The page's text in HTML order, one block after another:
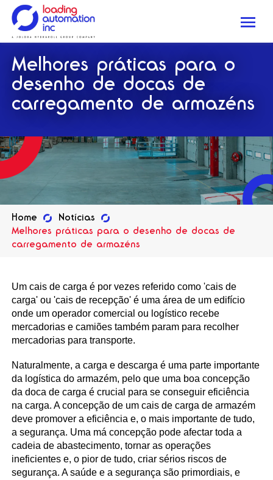
Loading
Automation
Inc
Melhores práticas para o
desenho de docas de
carregamento de armazéns
Home
Notícias
Melhores práticas para o desenho de docas de
carregamento de armazéns
Um cais de carga é por vezes referido como 'cais de
carga' ou 'cais de recepção' é uma área de um edifício
onde um operador comercial ou logístico recebe
mercadorias e camiões também param para recolher
mercadorias para transporte.
Naturalmente, a carga e descarga é uma parte importante
da logística do armazém, pelo que uma boa concepção
da doca de carga é crucial para se conseguir eficiência
na carga. A concepção de um cais de carga de armazém
deve promover a eficiência e, o mais importante de tudo,
a segurança. Uma má concepção pode afectar toda a
cadeia de abastecimento, tornar as operações
ineficientes e, o pior de tudo, criar sérios riscos de
segurança. A saúde e a segurança são primordiais, e